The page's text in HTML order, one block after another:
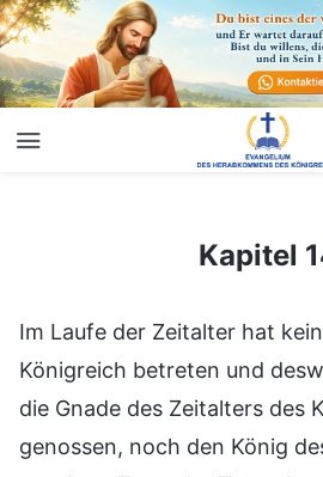
Kapitel
Im Laufe der Zeitalter hat
Königreich betreten und
die Gnade des Zeitalters des
genossen, noch den König